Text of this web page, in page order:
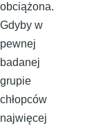
obciążona.
Gdyby w
pewnej
badanej
grupie
chłopców
najwięcej